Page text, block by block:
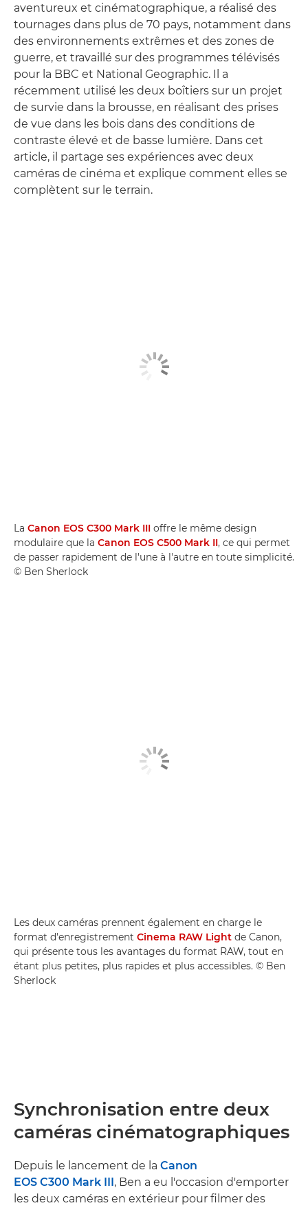
aventureux et cinématographique, a réalisé des
tournages dans plus de 70 pays, notamment dans
des environnements extrêmes et des zones de
guerre, et travaillé sur des programmes télévisés
pour la BBC et National Geographic. Il a
récemment utilisé les deux boîtiers sur un projet
de survie dans la brousse, en réalisant des prises
de vue dans les bois dans des conditions de
contraste élevé et de basse lumière. Dans cet
article, il partage ses expériences avec deux
caméras de cinéma et explique comment elles se
complètent sur le terrain.
La Canon EOS C300 Mark III offre le même design
modulaire que la Canon EOS C500 Mark II, ce qui permet
de passer rapidement de l'une à l'autre en toute simplicité.
© Ben Sherlock
Les deux caméras prennent également en charge le
format d'enregistrement Cinema RAW Light de Canon,
qui présente tous les avantages du format RAW, tout en
étant plus petites, plus rapides et plus accessibles. © Ben
Sherlock
Synchronisation entre deux
caméras cinématographiques
Depuis le lancement de la Canon
EOS C300 Mark III, Ben a eu l'occasion d'emporter
les deux caméras en extérieur pour filmer des